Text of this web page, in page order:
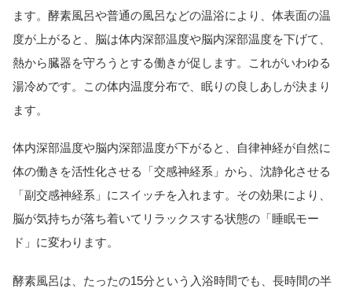
ます。酵素風呂や普通の風呂などの温浴により、体表面の温
度が上がると、脳は体内深部温度や脳内深部温度を下げて、
熱から臓器を守ろうとする働きが促します。これがいわゆる
湯冷めです。この体内温度分布で、眠りの良しあしが決まり
ます。
体内深部温度や脳内深部温度が下がると、自律神経が自然に
体の働きを活性化させる「交感神経系」から、沈静化させる
「副交感神経系」にスイッチを入れます。その効果により、
脳が気持ちが落ち着いてリラックスする状態の「睡眠モー
ド」に変わります。
酵素風呂は、たったの15分という入浴時間でも、長時間の半